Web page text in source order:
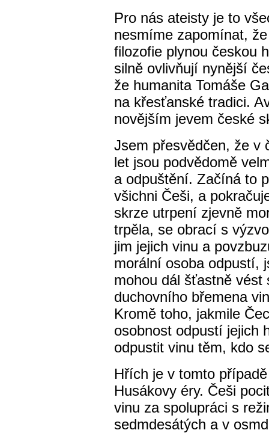
Pro nás ateisty je to
nesmíme zapomínat,
filozofie plynou českou
silně ovlivňují nynější
že humanita Tomáše
na křesťanské tradici.
novějším jevem české
Jsem přesvědčen, že v
let jsou podvědomě
a odpuštění. Začíná to
všichni Češi, a
skrze utrpení zjevně
trpěla, se obrací s
jim jejich vinu a
morální osoba odpustí,
mohou dál šťastně vést
duchovního břemena
Kromě toho, jakmile
osobnost odpustí jejich
odpustit vinu těm, kdo
Hřích je v tomto
Husákovy éry. Češi
vinu za spolupráci s
sedmdesátých a v